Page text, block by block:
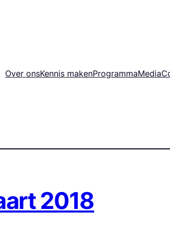
Over onsKennis makenProgrammaMedia
2018